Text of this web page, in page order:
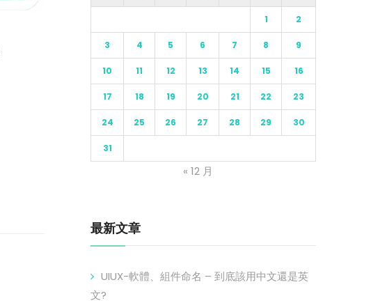
1 2
3 4 5 6 7 8 9
10 11 12 13 14 15 16
17 18 19 20 21 22 23
24 25 26 27 28 29 30
31
« 12 月
最新文章
UIUX-軟體、組件命名 – 到底該用中文還是英
文?